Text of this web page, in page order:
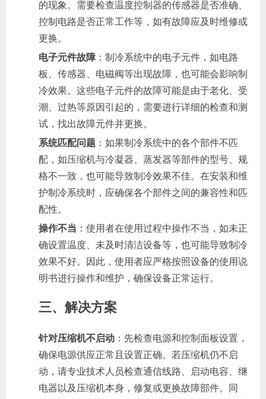
的现象。需要检查温度控制器的传感器是否准确、
控制电路是否正常工作等，如有故障应及时维修或
更换。
电子元件故障 ：制冷系统中的电子元件，如电路
板、传感器、电磁阀等出现故障，也可能会影响制
冷效果。这些电子元件的故障可能是由于老化、受
潮、过热等原因引起的，需要进行详细的检查和测
试，找出故障元件并更换。
系统匹配问题 ：如果制冷系统中的各个部件不匹
配，如压缩机与冷凝器、蒸发器等部件的型号、规
格不一致，也可能导致制冷效果不佳。在安装和维
护制冷系统时，应确保各个部件之间的兼容性和匹
配性。
操作不当 ：使用者在使用过程中操作不当，如未正
确设置温度、未及时清洁设备等，也可能导致制冷
效果不好。因此，使用者应严格按照设备的使用说
明书进行操作和维护，确保设备正常运行。
三、解决方案
针对压缩机不启动 ：先检查电源和控制面板设置，
确保电源供应正常且设置正确。若压缩机仍不启
动，请专业技术人员检查通信线路、启动电容、继
电器以及压缩机本身，修复或更换故障部件。同